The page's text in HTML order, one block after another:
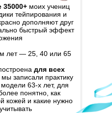
моих учениц
тейпирования и
дополняют друг
быстрый эффект
лет — 25, 40 или 65
для всех
мы записали практику
63-х лет, для
понятно, как
кожей и какие нужно